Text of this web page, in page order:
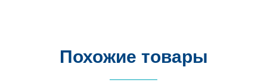
Похожие товары